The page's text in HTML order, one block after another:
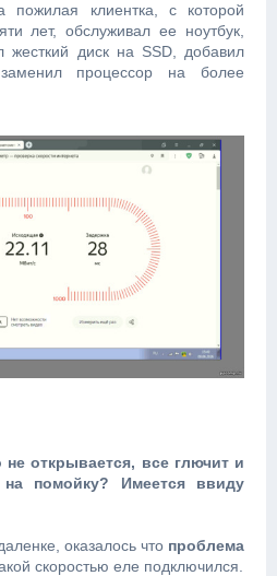
клиентка, с которой
лет, обслуживал ее ноутбук,
жесткий диск на SSD, добавил
процессор на более
открывается, все глючит и
помойку? Имеется ввиду
оказалось что проблема
скоростью еле подключился.